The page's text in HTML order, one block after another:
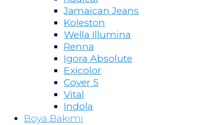
Jamaican Jeans
Koleston
Wella Illumina
Renna
Igora Absolute
Exicolor
Cover 5
Vital
Indola
Boya Bakımı